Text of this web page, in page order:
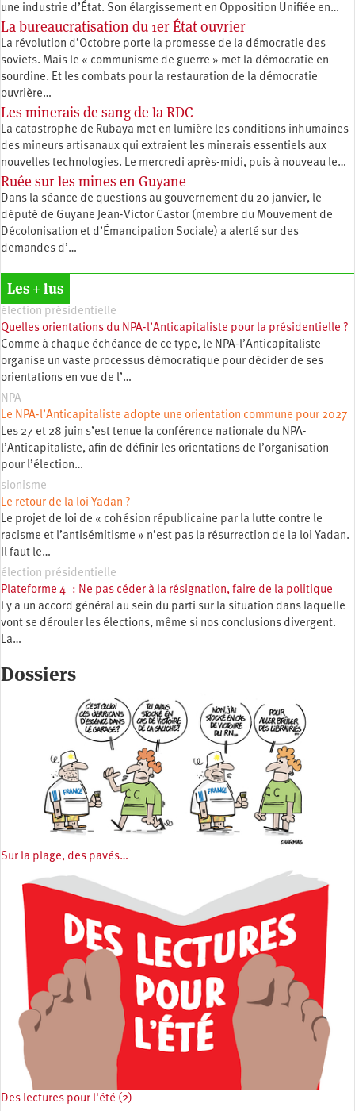
une industrie d’État. Son élargissement en Opposition Unifiée en…
La bureaucratisation du 1er État ouvrier
La révolution d’Octobre porte la promesse de la démocratie des
soviets. Mais le « communisme de guerre » met la démocratie en
sourdine. Et les combats pour la restauration de la démocratie
ouvrière…
Les minerais de sang de la RDC
La catastrophe de Rubaya met en lumière les conditions inhumaines
des mineurs artisanaux qui extraient les minerais essentiels aux
nouvelles technologies. Le mercredi après-midi, puis à nouveau le…
Ruée sur les mines en Guyane
Dans la séance de questions au gouvernement du 20 janvier, le
député de Guyane Jean-Victor Castor (membre du Mouvement de
Décolonisation et d’Émancipation Sociale) a alerté sur des
demandes d’…
Les + lus
élection présidentielle
Quelles orientations du NPA-l’Anticapitaliste pour la présidentielle ?
Comme à chaque échéance de ce type, le NPA-l’Anticapitaliste
organise un vaste processus démocratique pour décider de ses
orientations en vue de l’…
NPA
Le NPA-l’Anticapitaliste adopte une orientation commune pour 2027
Les 27 et 28 juin s’est tenue la conférence nationale du NPA-
l’Anticapitaliste, afin de définir les orientations de l’organisation
pour l’élection…
sionisme
Le retour de la loi Yadan ?
Le projet de loi de « cohésion républicaine par la lutte contre le
racisme et l’antisémitisme » n’est pas la résurrection de la loi Yadan.
Il faut le…
élection présidentielle
Plateforme 4 : Ne pas céder à la résignation, faire de la politique
l y a un accord général au sein du parti sur la situation dans laquelle
vont se dérouler les élections, même si nos conclusions divergent.
La…
Dossiers
Sur la plage, des pavés…
Des lectures pour l'été (2)